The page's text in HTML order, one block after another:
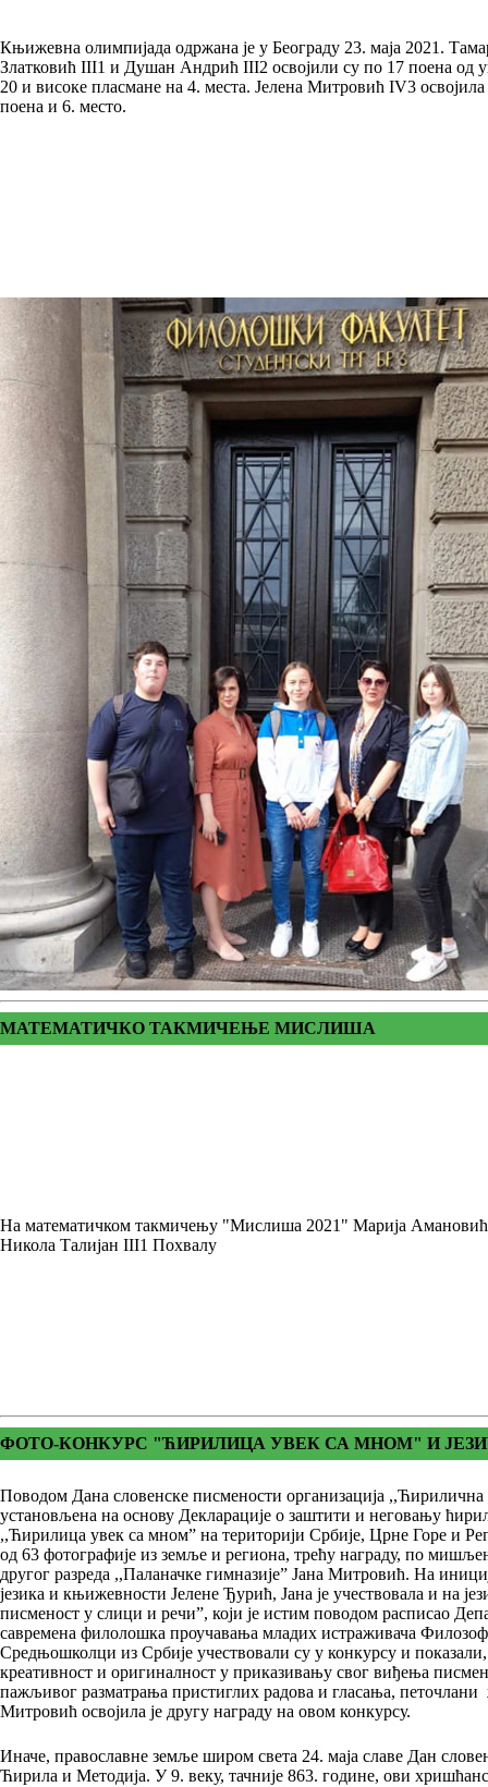
Књижевна олимпијада одржана је у Београду 23. маја 2021.
Златковић III1 и Душан Андрић III2 освојили су по 17 поена од
20 и високе пласмане на 4. места. Јелена Митровић IV3 освојила
поена и 6. место.
МАТЕМАТИЧКО ТАКМИЧЕЊЕ МИСЛИША
На математичком такмичењу "Мислиша 2021" Марија Амановић
Никола Талијан III1 Похвалу
ФОТО-КОНКУРС "ЋИРИЛИЦА УВЕК СА МНОМ" И
Поводом Дана словенске писмености организација
установљена на основу Декларације о заштити и неговању
,,Ћирилица увек са мном” на територији Србије, Црне Горе и
од 63 фотографије из земље и региона, трећу награду, по
другог разреда ,,Паланачке гимназије” Јана Митровић. На
језика и књижевности Јелене Ђурић, Јана је учествовала и на
писменост у слици и речи”, који је истим поводом расписао
савремена филолошка проучавања младих истраживача
Средњошколци из Србије учествовали су у конкурсу и
креативност и оригиналност у приказивању свог виђења
пажљивог разматрања пристиглих радова и гласања, петочлани
Митровић освојила је другу награду на овом конкурсу.
Иначе, православне земље широм света 24. маја славе Дан
Ћирила и Методија. У 9. веку, тачније 863. године, ови